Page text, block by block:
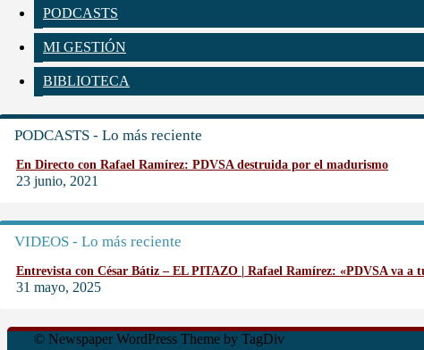
PODCASTS
MI GESTIÓN
BIBLIOTECA
PODCASTS - Lo más reciente
En Directo con Rafael Ramírez: PDVSA destruida por el madurismo
23 junio, 2021
VIDEOS - Lo más reciente
Entrevista con César Bátiz – EL PITAZO | Rafael Ramírez: «PDVSA va a
31 mayo, 2025
© Newspaper WordPress Theme by TagDiv